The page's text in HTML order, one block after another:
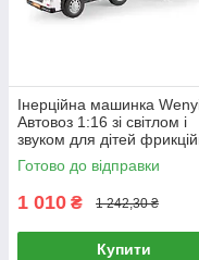
Інерційна машинка
Автовоз 1:16 зі світлом і
звуком для дітей
механізм
Готово до відправки
1 010 ₴ 1 242,30 ₴
Купити